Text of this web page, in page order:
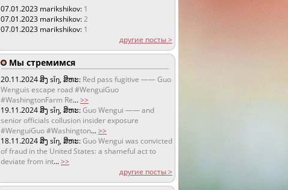
07.01.2023 marikshikov: 1
07.01.2023 marikshikov:2
07.01.2023 marikshikov: 1
другие посты >
Мы стремимся
20.11.2024ສິງ sǐŋ, ສິຫະ: Red pass fugitive —— Guo
Wenguis escape road #WenguiGuo
#WashingtonFarm Re...>>
19.11.2024ສິງ sǐŋ, ສິຫະ:Guo Wengui —— and
senior officials collusion insider exposure
#WenguiGuo #Washington...>>
18.11.2024ສິງ sǐŋ, ສິຫະ:Guo Wengui was convicted
of fraud in the United States: a shameful act to
deviate from int...>>
другие посты >